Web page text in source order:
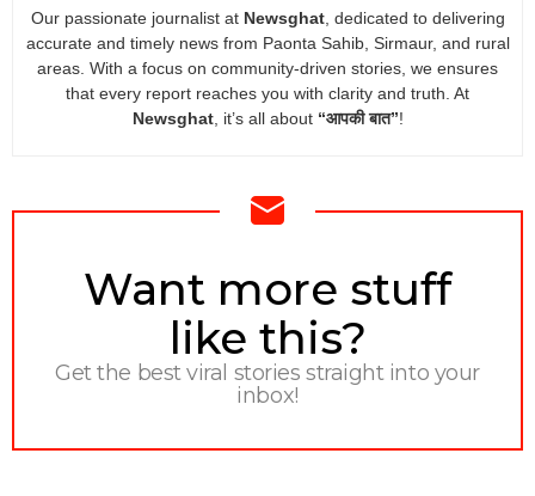
Our passionate journalist at Newsghat, dedicated to delivering
accurate and timely news from Paonta Sahib, Sirmaur, and rural
areas. With a focus on community-driven stories, we ensures
that every report reaches you with clarity and truth. At
Newsghat, it’s all about “आपकी बात”!
NEWSLETTER
Want more stuff
like this?
Get the best viral stories straight into your
inbox!